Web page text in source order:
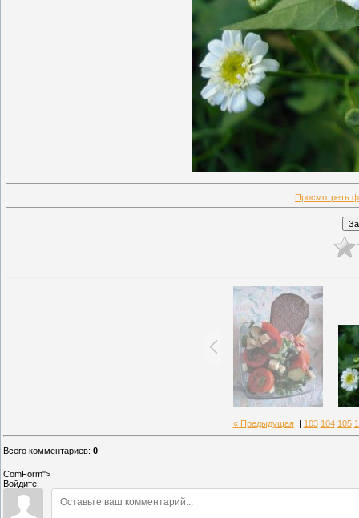
Просмотреть
« Предыдущая| 103 104 105
Всего комментариев: 0
ComForm">
Войдите: